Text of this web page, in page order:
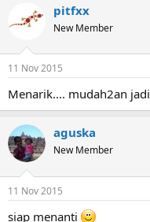
pitfxx
New Member
11 Nov 2015
Menarik.... mudah2an jadi
aguska
New Member
11 Nov 2015
siap menanti